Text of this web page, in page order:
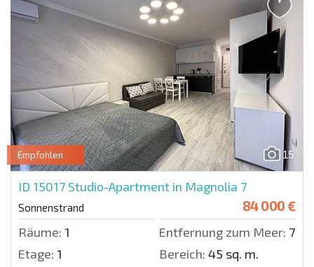
15
Empfohlen
ID 15017 Studio-Apartment in Magnolia 7
Sonnenstrand 84 000 €
Räume: 1 Entfernung zum Meer: 750
Etage: 1 Bereich: 45 sq. m.